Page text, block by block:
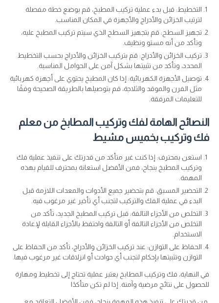
التخطيط: قبل بدء عملية تركيب المطبخ، قم بوضع خطة مفصلة
لترتيب الخزائن والأدراج والأجهزة في المكان المناسب.
تجهيز السطح: قم بتجهيز السطح الذي سيتم تركيب المطبخ عليه،
وتأكد من أنه مستو ونظيف.
تركيب الخزائن والأدراج: قم بتركيب الخزائن والأدراج بحسب التخطيط
المحدد، وتأكد من تثبيتها بشكل آمن على الحوامل المناسبة.
توصيل الأجهزة الكهربائية: إذا كان المطبخ يحتوي على أجهزة كهربائية
مثل الفرن والموقد والثلاجة، قم بتوصيلها بالطريقة الصحيحة وفقًا
للتعليمات المرفقة.
النصائح الهامة لفك وتركيب المطابخ من معلم
فك وتركيب بخميس مشيط
استعن بمحترف: إذا كنت غير متأكد من قدرتك على تنفيذ عملية فك
وتركيب المطبخ بنجاح، فمن الأفضل استعانة بمحترف للقيام بهذه
المهمة.
التحضير المسبق: قم بتحضير جميع الأدوات والمعدات اللازمة قبل
البدء في عملية الفك والتركيب لتجنب أي تأخير غير مرغوب فيه.
التخلص من الأجزاء التالفة: قبل تركيب المطبخ الجديد، تأكد من
التخلص من الأجزاء التالفة أو التالفة واحتفظ بالأجزاء القابلة لإعادة
الاستخدام.
الحفاظ على التوازن: عند تركيب الخزائن والأدراج، تأكد من الحفاظ على
التوازن وتثبيتها بإحكام لتجنب أي حوادث أو انزلاقات غير مرغوب فيها.
في النهاية، فك وتركيب المطابخ يعتبر عملية تحتاج إلى تخطيط ومهارة
للحصول على نتائج مرضية وآمنة. إذا لم تكن متأكدًا